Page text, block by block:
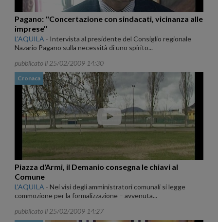
Pagano: ''Concertazione con sindacati, vicinanza alle
imprese''
L'AQUILA - Intervista al presidente del Consiglio regionale
Nazario Pagano sulla necessità di uno spirito...
pubblicato il 25/02/2009 14:30
Cronaca
Piazza d'Armi, il Demanio consegna le chiavi al
Comune
L'AQUILA - Nei visi degli amministratori comunali si legge
commozione per la formalizzazione – avvenuta...
pubblicato il 25/02/2009 14:27